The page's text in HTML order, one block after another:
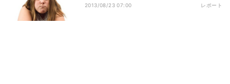
2013/08/23 07:00 レポート